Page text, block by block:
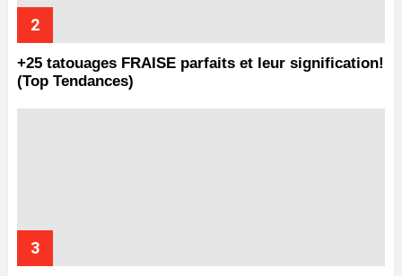
+25 tatouages ​​FRAISE parfaits et leur signification!
(Top Tendances)